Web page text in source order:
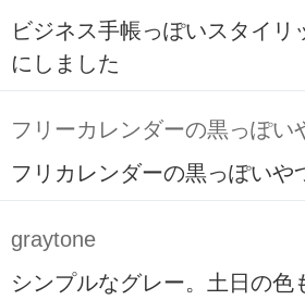
ビジネス手帳っぽいスタイリ
にしました
フリーカレンダーの黒っぽい
フリカレンダーの黒っぽいや
graytone
シンプルなグレー。土日の色